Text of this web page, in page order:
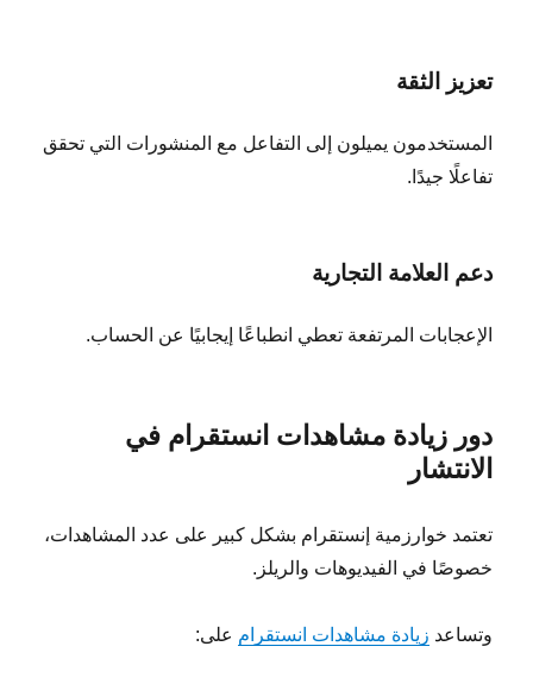
تعزيز الثقة
المستخدمون يميلون إلى التفاعل مع المنشورات التي تحقق
تفاعلًا جيدًا.
دعم العلامة التجارية
الإعجابات المرتفعة تعطي انطباعًا إيجابيًا عن الحساب.
دور زيادة مشاهدات انستقرام في
الانتشار
تعتمد خوارزمية إنستقرام بشكل كبير على عدد المشاهدات،
خصوصًا في الفيديوهات والريلز.
وتساعد زيادة مشاهدات انستقرام على: